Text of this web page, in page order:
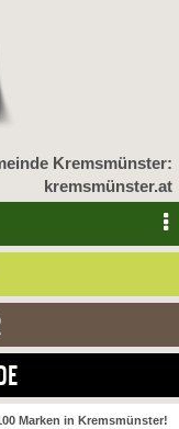
Kremsmünster:
kremsmünster.at
Marken in Kremsmünster!